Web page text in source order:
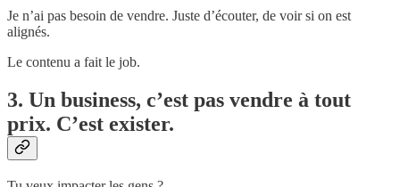
Je n’ai pas besoin de vendre. Juste d’écouter, de voir si on est
alignés.
Le contenu a fait le job.
3. Un business, c’est pas vendre à tout
prix. C’est exister.